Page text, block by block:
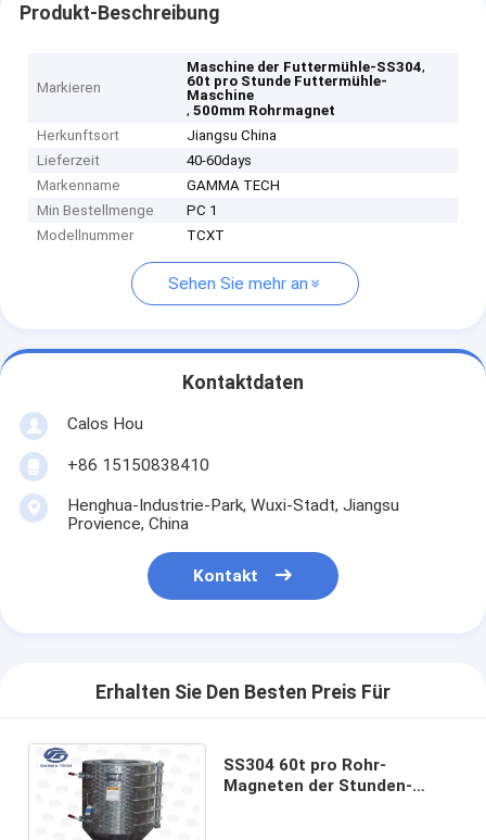
Produkt-Beschreibung
Markieren
Maschine der Futtermühle-SS304,
60t pro Stunde Futtermühle-
Maschine
,500mm Rohrmagnet
Herkunftsort
Jiangsu China
Lieferzeit
40-60days
Markenname
GAMMA TECH
Min Bestellmenge
PC 1
Modellnummer
TCXT
Sehen Sie mehr an
Kontaktdaten
Calos Hou
+86 15150838410
Henghua-Industrie-Park, Wuxi-Stadt, Jiangsu
Provience, China
Kontakt
Erhalten Sie Den Besten Preis Für
SS304 60t pro Rohr-
Magneten der Stunden-